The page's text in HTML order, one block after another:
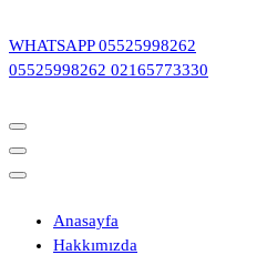
geç
WHATSAPP 05525998262
05525998262 02165773330
Anasayfa
Hakkımızda